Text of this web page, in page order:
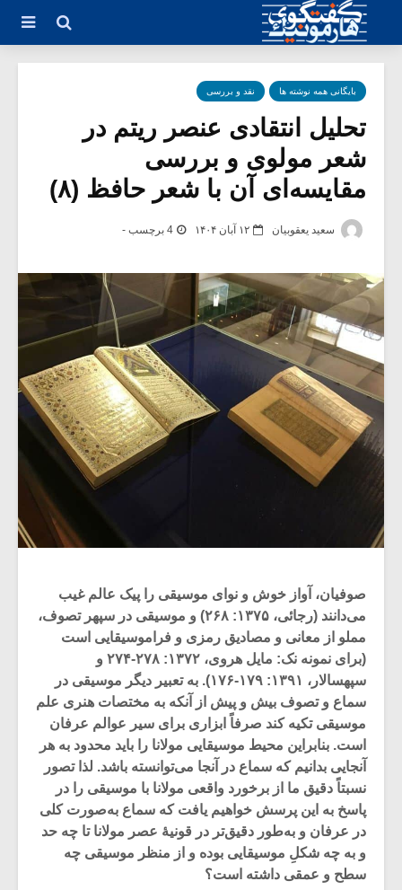
بایگانی همه نوشته ها نقد و بررسی
تحلیل انتقادی عنصر ریتم در
شعر مولوی و بررسی
مقایسه‌ای آن با شعر حافظ (۸)
سعید یعقوبیان ۱۲ آبان ۱۴۰۴ 4 برچسب -
صوفیان، آواز خوش و نوای موسیقی را پیک عالم غیب
می‌دانند (رجائی، ۱۳۷۵: ۲۶۸) و موسیقی در سپهر تصوف،
مملو از معانی و مصادیق رمزی و فراموسیقایی‌ است
(برای نمونه نک: مایل هروی، ۱۳۷۲: ۲۷۸-۲۷۴ و
سپهسالار، ۱۳۹۱: ۱۷۹-۱۷۶). به تعبیر دیگر موسیقی در
سماع و تصوف بیش و پیش از آنکه به مختصات هنری علم
موسیقی تکیه کند صرفاً ابزاری برای سیر عوالم عرفان
است. بنابراین محیط موسیقایی مولانا را باید محدود به هر
آنجایی بدانیم که سماع در آنجا می‌توانسته باشد. لذا تصور
نسبتاً دقیق ما از برخورد واقعی مولانا با موسیقی را در
پاسخ به این پرسش خواهیم یافت که سماع به‌صورت کلی
در عرفان و به‌طور دقیق‌تر در قونیۀ عصر مولانا تا چه حد
و به چه شکلِ موسیقایی بوده و از منظر موسیقی چه
سطح و عمقی داشته است؟